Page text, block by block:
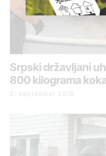
Srpski državljani
800 kilograma
2. septembar 2019.